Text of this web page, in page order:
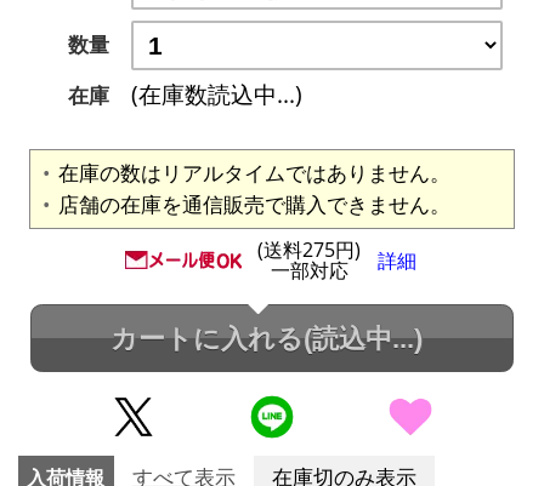
数量
在庫
(在庫数読込中...)
在庫の数はリアルタイムではありません。
店舗の在庫を通信販売で購入できません。
(送料275円)
一部対応 詳細
カートに入れる(読込中...)
入荷情報 すべて表示 在庫切のみ表示